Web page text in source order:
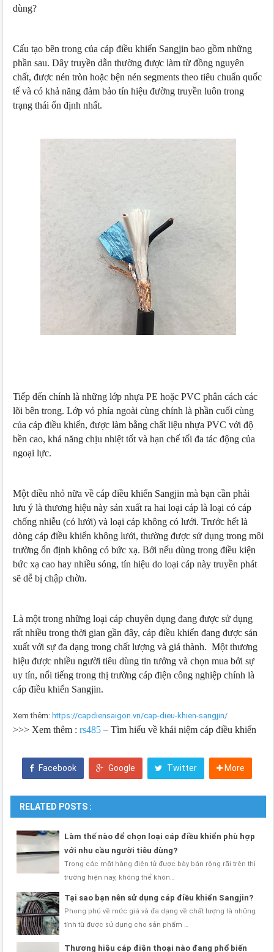
dùng?
Cấu tạo bên trong của cáp điều khiển Sangjin bao gồm những
phần sau. Dây truyền dẫn thường được làm từ đồng nguyên
chất, được nén tròn hoặc bện nén segments theo tiêu chuẩn quốc
tế và có khả năng đảm bảo tín hiệu đường truyền luôn trong
trạng thái ổn định nhất.
Tiếp đến chính là những lớp nhựa PE hoặc PVC phân cách các
lõi bên trong. Lớp vỏ phía ngoài cùng chính là phần cuối cùng
của cáp điều khiển, được làm bằng chất liệu nhựa PVC với độ
bền cao, khả năng chịu nhiệt tốt và hạn chế tối đa tác động của
ngoại lực.
Một điều nhỏ nữa về cáp điều khiển Sangjin mà bạn cần phải
lưu ý là thương hiệu này sản xuất ra hai loại cáp là loại có cáp
chống nhiễu (có lưới) và loại cáp không có lưới. Trước hết là
dòng cáp điều khiển không lưới, thường được sử dụng trong môi
trường ổn định không có bức xạ. Bởi nếu dùng trong điều kiện
bức xạ cao hay nhiều sóng, tín hiệu do loại cáp này truyền phát
sẽ dễ bị chập chờn.
Là một trong những loại cáp chuyên dụng đang được sử dụng
rất nhiều trong thời gian gần đây, cáp điều khiển đang được sản
xuất với sự đa dạng trong chất lượng và giá thành. Một thương
hiệu được nhiều người tiêu dùng tin tưởng và chọn mua bởi sự
uy tín, nổi tiếng trong thị trường cáp điện công nghiệp chính là
cáp điều khiển Sangjin.
Xem thêm: https://capdiensaigon.vn/cap-dieu-khien-sangjin/
>>> Xem thêm : rs485 – Tìm hiểu về khái niệm cáp điều khiển
Facebook Google Twitter More
RELATED POSTS :
Làm thế nào để chọn loại cáp điều khiển phù hợp
với nhu cầu người tiêu dùng?
Trong các mặt hàng điện tử được bày bán rộng rãi trên thị
trường hiện nay, không thể khôn…
Tại sao bạn nên sử dụng cáp điều khiển Sangjin?
Phong phú về mức giá và đa dạng về chất lượng là những
tính từ được sử dụng cho sản phẩm …
Thương hiệu cáp điện thoại nào đang phổ biến